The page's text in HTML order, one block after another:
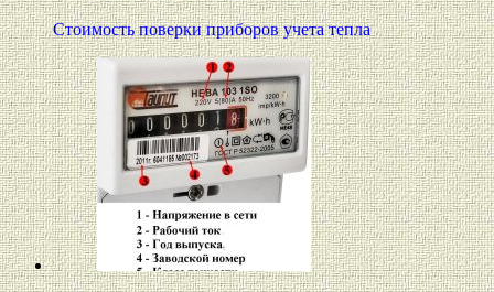
Стоимость поверки приборов учета тепла